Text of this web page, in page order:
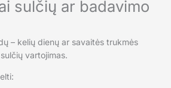
sulčių ar badavimo
– kelių dienų ar savaitės trukmės
vartojimas.